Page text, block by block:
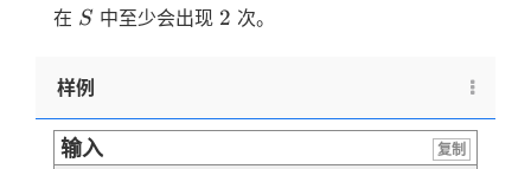
在 S
S 中至少会出现 2
2 次。
样例
输入
复制